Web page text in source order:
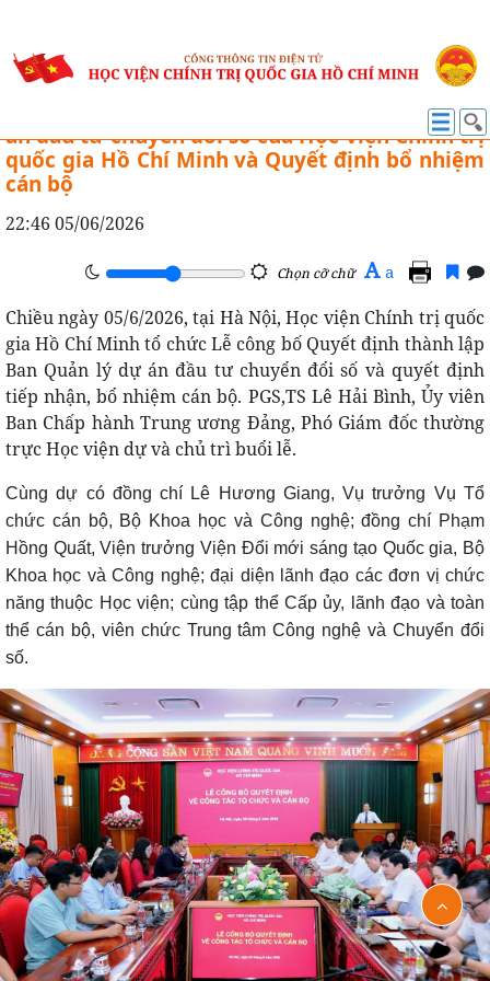
CÔNG TÁC CÁN BỘ
Công bố Quyết định thành lập Ban Quản lý dự
án đầu tư chuyển đổi số của Học viện Chính trị
quốc gia Hồ Chí Minh và Quyết định bổ nhiệm
cán bộ
22:46 05/06/2026
Chọn cỡ chữ A a
Chiều ngày 05/6/2026, tại Hà Nội, Học viện Chính trị quốc
gia Hồ Chí Minh tổ chức Lễ công bố Quyết định thành lập
Ban Quản lý dự án đầu tư chuyển đổi số và quyết định
tiếp nhận, bổ nhiệm cán bộ. PGS,TS Lê Hải Bình, Ủy viên
Ban Chấp hành Trung ương Đảng, Phó Giám đốc thường
trực Học viện dự và chủ trì buổi lễ.
Cùng dự có đồng chí Lê Hương Giang, Vụ trưởng Vụ Tổ
chức cán bộ, Bộ Khoa học và Công nghệ; đồng chí Phạm
Hồng Quất, Viện trưởng Viện Đổi mới sáng tạo Quốc gia, Bộ
Khoa học và Công nghệ; đại diện lãnh đạo các đơn vị chức
năng thuộc Học viện; cùng tập thể Cấp ủy, lãnh đạo và toàn
thể cán bộ, viên chức Trung tâm Công nghệ và Chuyển đổi
số.